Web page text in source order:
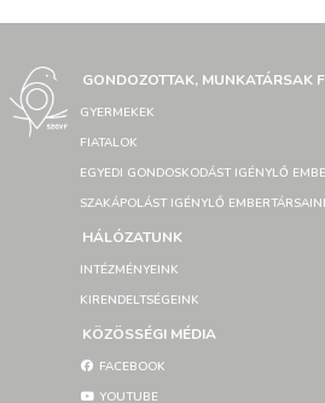
GONDOZOTTAK, MUNKATÁRSAK
GYERMEKEK
FIATALOK
EGYEDI GONDOSKODÁST IGÉNYLŐ
SZAKÁPOLÁST IGÉNYLŐ
HÁLÓZATUNK
INTÉZMÉNYEINK
KIRENDELTSÉGEINK
KÖZÖSSÉGI MÉDIA
FACEBOOK
YOUTUBE